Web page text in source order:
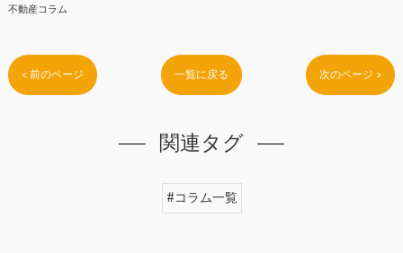
不動産コラム
< 前のページ 一覧に戻る 次のページ >
関連タグ
#コラム一覧